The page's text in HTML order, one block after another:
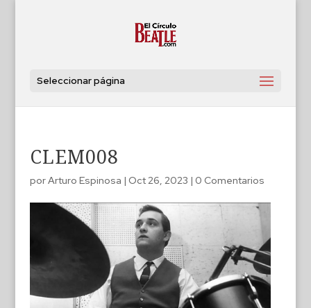
Seleccionar página
CLEM008
porArturo Espinosa | Oct 26, 2023 | 0 Comentarios